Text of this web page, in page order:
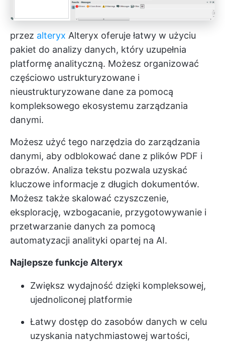
przez alteryx Alteryx oferuje łatwy w użyciu
pakiet do analizy danych, który uzupełnia
platformę analityczną. Możesz organizować
częściowo ustrukturyzowane i
nieustrukturyzowane dane za pomocą
kompleksowego ekosystemu zarządzania
danymi.
Możesz użyć tego narzędzia do zarządzania
danymi, aby odblokować dane z plików PDF i
obrazów. Analiza tekstu pozwala uzyskać
kluczowe informacje z długich dokumentów.
Możesz także skalować czyszczenie,
eksplorację, wzbogacanie, przygotowywanie i
przetwarzanie danych za pomocą
automatyzacji analityki opartej na AI.
Najlepsze funkcje Alteryx
Zwiększ wydajność dzięki kompleksowej,
ujednoliconej platformie
Łatwy dostęp do zasobów danych w celu
uzyskania natychmiastowej wartości,